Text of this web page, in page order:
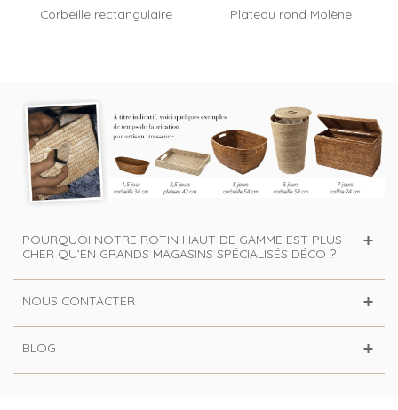
Corbeille rectangulaire
Plateau rond Molène
POURQUOI NOTRE ROTIN HAUT DE GAMME EST PLUS
CHER QU’EN GRANDS MAGASINS SPÉCIALISÉS DÉCO ?
NOUS CONTACTER
BLOG